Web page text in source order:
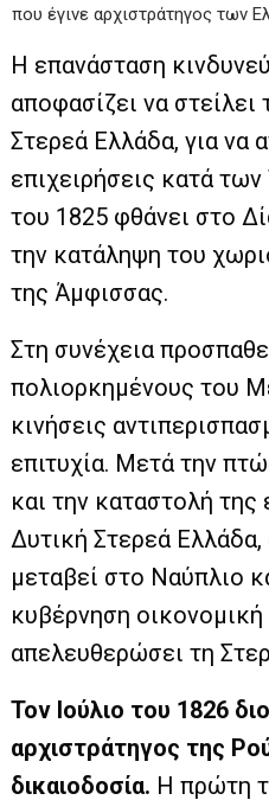
Η επανάσταση
αποφασίζει να
Στερεά Ελλάδα, για να
επιχειρήσεις κατά
του 1825 φθάνει στο
την κατάληψη του
της Άμφισσας.
Στη συνέχεια
πολιορκημένους του
κινήσεις
επιτυχία. Μετά την
και την καταστολή
Δυτική Στερεά
μεταβεί στο Ναύπλιο
κυβέρνηση οικονομική
απελευθερώσει τη
Τον Ιούλιο του 1826
αρχιστράτηγος της
δικαιοδοσία. Η πρώτη